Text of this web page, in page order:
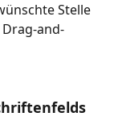
Stelle
and-